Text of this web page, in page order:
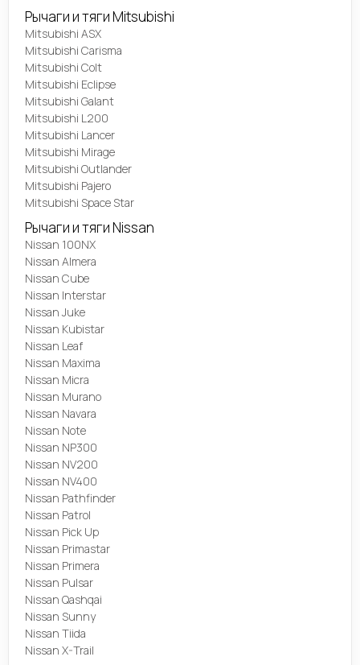
Рычаги и тяги Mitsubishi
Mitsubishi ASX
Mitsubishi Carisma
Mitsubishi Colt
Mitsubishi Eclipse
Mitsubishi Galant
Mitsubishi L200
Mitsubishi Lancer
Mitsubishi Mirage
Mitsubishi Outlander
Mitsubishi Pajero
Mitsubishi Space Star
Рычаги и тяги Nissan
Nissan 100NX
Nissan Almera
Nissan Cube
Nissan Interstar
Nissan Juke
Nissan Kubistar
Nissan Leaf
Nissan Maxima
Nissan Micra
Nissan Murano
Nissan Navara
Nissan Note
Nissan NP300
Nissan NV200
Nissan NV400
Nissan Pathfinder
Nissan Patrol
Nissan Pick Up
Nissan Primastar
Nissan Primera
Nissan Pulsar
Nissan Qashqai
Nissan Sunny
Nissan Tiida
Nissan X-Trail